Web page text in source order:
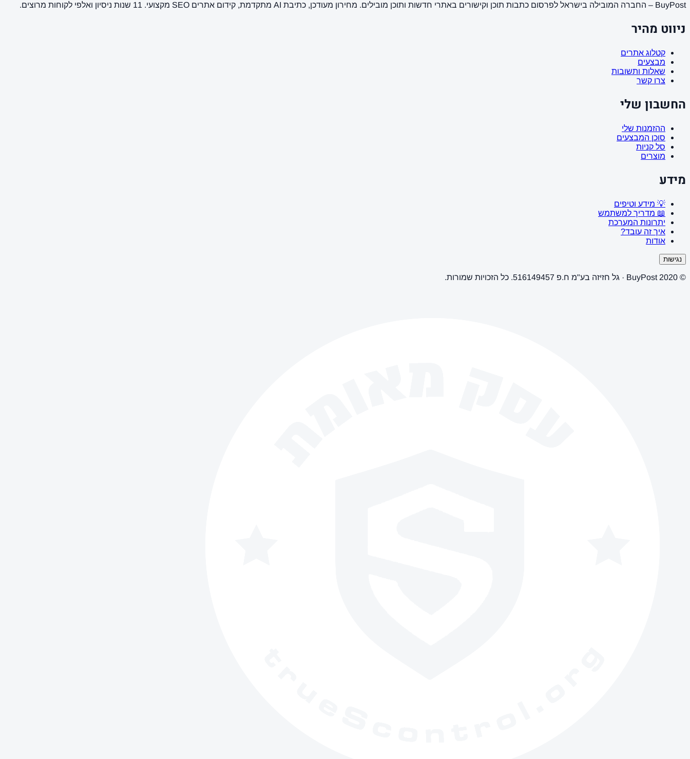
BuyPost – החברה המובילה בישראל לפרסום כתבות תוכן וקישורים באתרי חדשות ותוכן מובילים. מחירון מעודכן, כתיבת AI מתקדמת, קידום אתרים SEO מקצועי. 11 שנות ניסיון ואלפי לקוחות מרוצים.
ניווט מהיר
קטלוג אתרים
מבצעים
שאלות ותשובות
צרו קשר
החשבון שלי
ההזמנות שלי
סוכן המבצעים
סל קניות
מוצרים
מידע
💡 מידע וטיפים
📖 מדריך למשתמש
יתרונות המערכת
איך זה עובד?
אודות
נגישות
© 2020 BuyPost · גל חזיזה בע"מ ח.פ 516149457. כל הזכויות שמורות.